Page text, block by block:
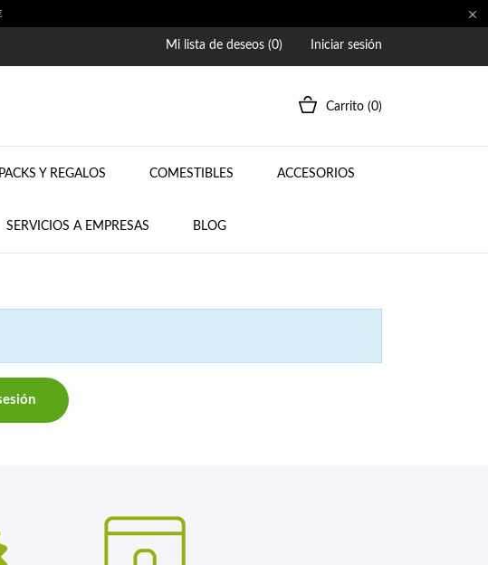

Mi lista de deseos (0) Iniciar sesión
Carrito (0)
PACKS Y REGALOS COMESTIBLES ACCESORIOS
SERVICIOS A EMPRESAS BLOG